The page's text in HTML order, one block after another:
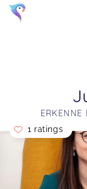
Soon you will
1 ratings